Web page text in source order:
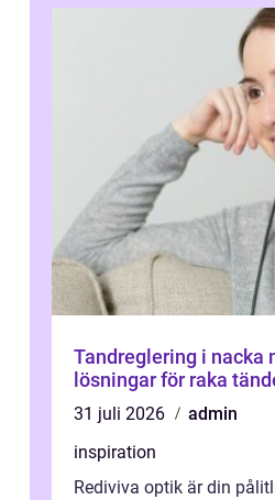
Tandreglering i nacka moderna
lösningar för raka
31 juli 2026
admin
inspiration
Rediviva optik är din